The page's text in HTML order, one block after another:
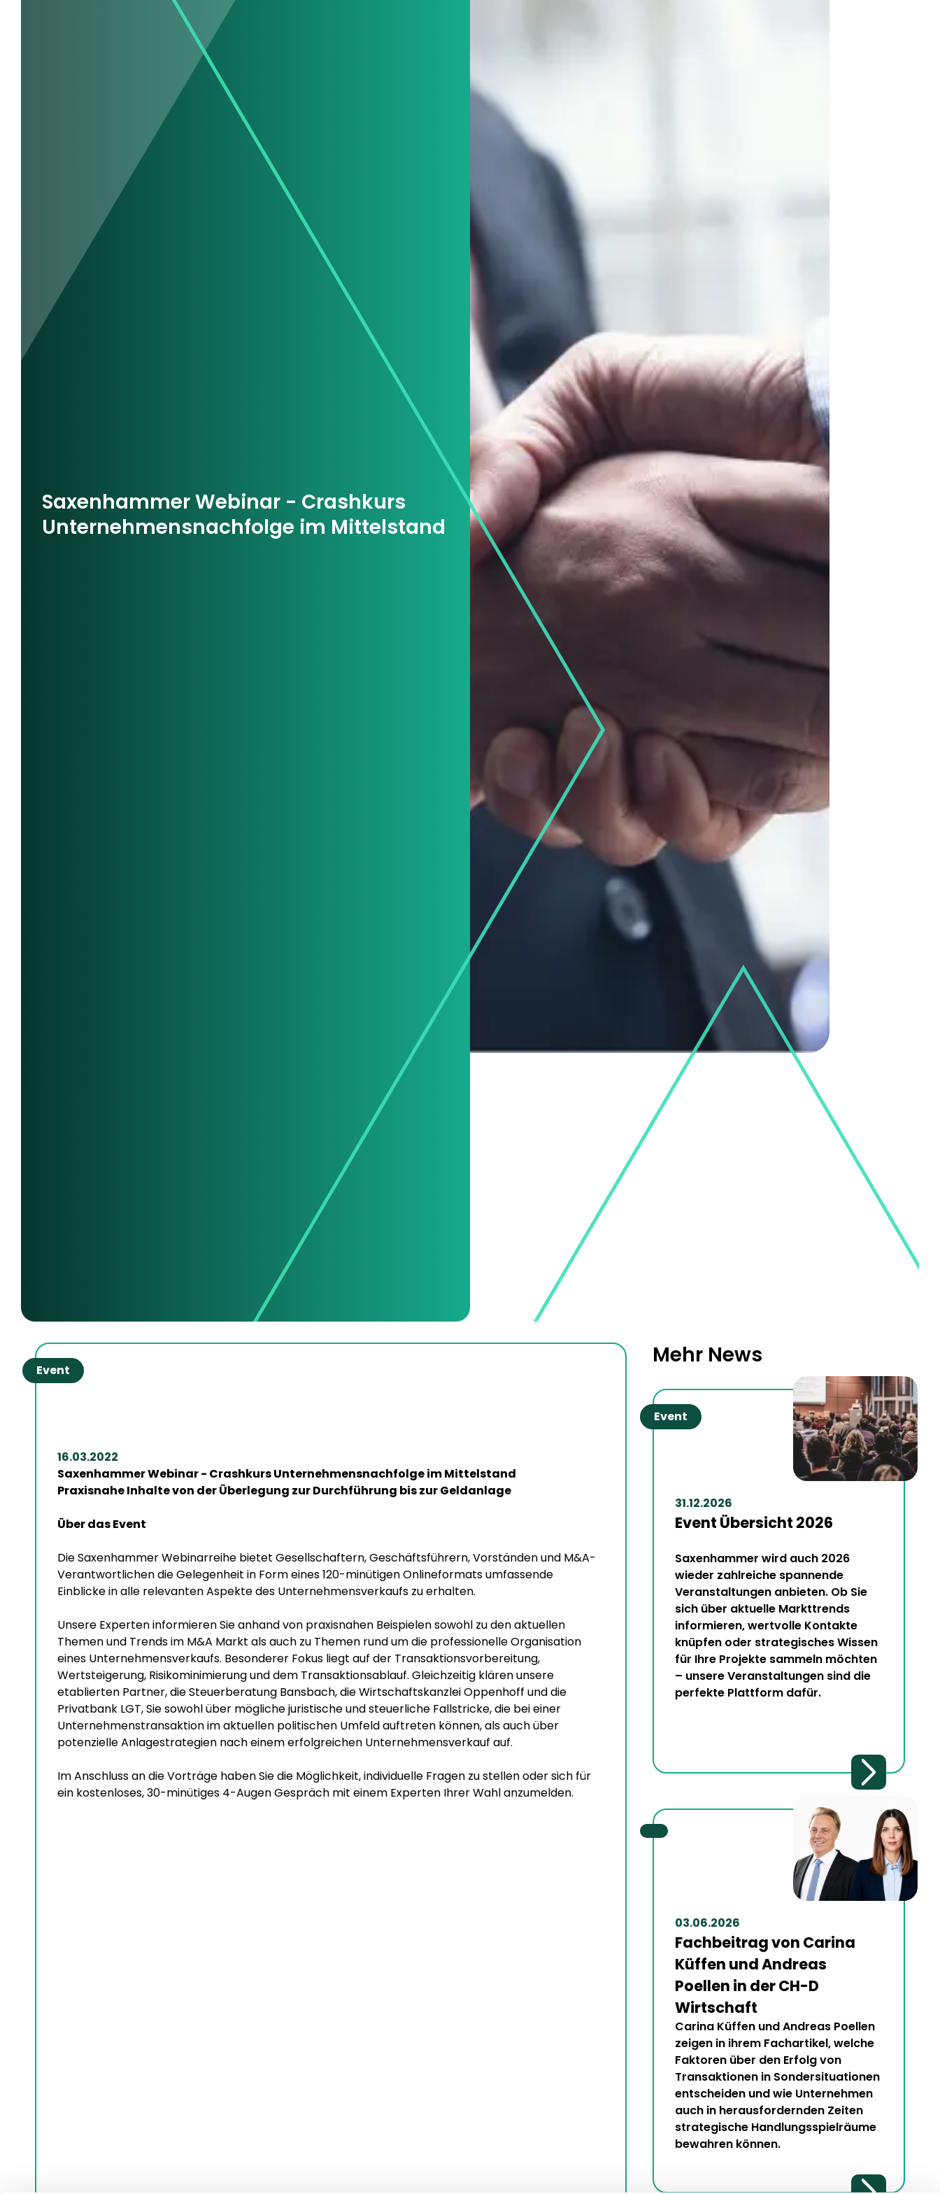
Saxenhammer Webinar - Crashkurs
Unternehmensnachfolge im Mittelstand
Event
16.03.2022
Saxenhammer Webinar - Crashkurs Unternehmensnachfolge im Mittelstand
Praxisnahe Inhalte von der Überlegung zur Durchführung bis zur Geldanlage
Über das Event
Die Saxenhammer Webinarreihe bietet Gesellschaftern, Geschäftsführern, Vorständen und M&A-
Verantwortlichen die Gelegenheit in Form eines 120-minütigen Onlineformats umfassende
Einblicke in alle relevanten Aspekte des Unternehmensverkaufs zu erhalten.
Unsere Experten informieren Sie anhand von praxisnahen Beispielen sowohl zu den aktuellen
Themen und Trends im M&A Markt als auch zu Themen rund um die professionelle Organisation
eines Unternehmensverkaufs. Besonderer Fokus liegt auf der Transaktionsvorbereitung,
Wertsteigerung, Risikominimierung und dem Transaktionsablauf. Gleichzeitig klären unsere
etablierten Partner, die Steuerberatung Bansbach, die Wirtschaftskanzlei Oppenhoff und die
Privatbank LGT, Sie sowohl über mögliche juristische und steuerliche Fallstricke, die bei einer
Unternehmenstransaktion im aktuellen politischen Umfeld auftreten können, als auch über
potenzielle Anlagestrategien nach einem erfolgreichen Unternehmensverkauf auf.
Im Anschluss an die Vorträge haben Sie die Möglichkeit, individuelle Fragen zu stellen oder sich für
ein kostenloses, 30-minütiges 4-Augen Gespräch mit einem Experten Ihrer Wahl anzumelden.
Mehr News
Event
31.12.2026
Event Übersicht 2026
Saxenhammer wird auch 2026
wieder zahlreiche spannende
Veranstaltungen anbieten. Ob Sie
sich über aktuelle Markttrends
informieren, wertvolle Kontakte
knüpfen oder strategisches Wissen
für Ihre Projekte sammeln möchten
– unsere Veranstaltungen sind die
perfekte Plattform dafür.
03.06.2026
Fachbeitrag von Carina
Küffen und Andreas
Poellen in der CH-D
Wirtschaft
Carina Küffen und Andreas Poellen
zeigen in ihrem Fachartikel, welche
Faktoren über den Erfolg von
Transaktionen in Sondersituationen
entscheiden und wie Unternehmen
auch in herausfordernden Zeiten
strategische Handlungsspielräume
bewahren können.